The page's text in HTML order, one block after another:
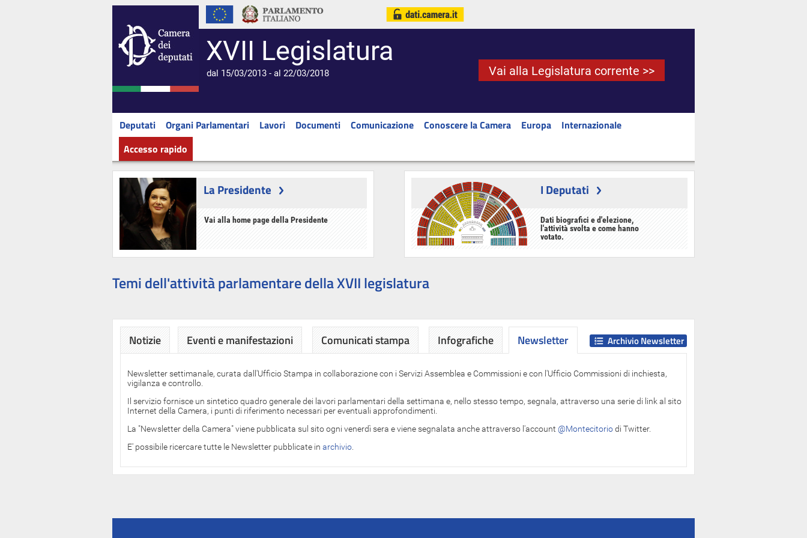
XVII Legislatura
dal 15/03/2013 - al 22/03/2018 Vai alla Legislatura corrente >>
Deputati Organi Parlamentari Lavori Documenti Comunicazione Conoscere la Camera Europa
Internazionale
Accesso rapido
La Presidente
Vai alla home page della Presidente
I Deputati
Dati biografici e d'elezione,
l'attività svolta e come hanno
votato.
Temi dell'attività parlamentare della XVII legislatura
Notizie Eventi e manifestazioni Comunicati stampa Infografiche Newsletter
Newsletter
Newsletter settimanale, curata dall'Ufficio Stampa in collaborazione con i Servizi Assemblea e Commissioni e con l'Ufficio Commissioni di inchiesta,
vigilanza e controllo.
Il servizio fornisce un sintetico quadro generale dei lavori parlamentari della settimana e, nello stesso tempo, segnala, attraverso una serie di link al sito
Internet della Camera, i punti di riferimento necessari per eventuali approfondimenti.
La "Newsletter della Camera" viene pubblicata sul sito ogni venerdì sera e viene segnalata anche attraverso l'account @Montecitoriodi Twitter.
E' possibile ricercare tutte le Newsletter pubblicate in archivio
Archivio Newsletter